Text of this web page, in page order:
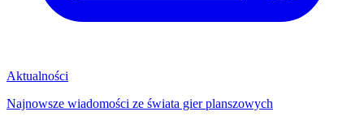
Aktualności
Najnowsze wiadomości ze świata gier planszowych